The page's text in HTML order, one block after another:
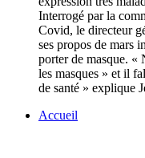
Interrogé par la
Covid, le directeur
ses propos de mars
porter de masque. «
les masques » et il
de santé » explique
Accueil